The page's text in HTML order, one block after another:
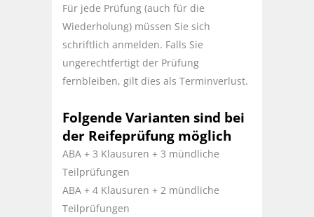
Für jede Prüfung (auch für die
Wiederholung) müssen Sie sich
schriftlich anmelden. Falls Sie
ungerechtfertigt der Prüfung
fernbleiben, gilt dies als Terminverlust.
Folgende Varianten sind bei
der Reifeprüfung möglich
ABA + 3 Klausuren + 3 mündliche
Teilprüfungen
ABA + 4 Klausuren + 2 mündliche
Teilprüfungen